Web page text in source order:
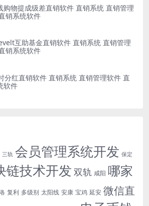
购物提成级差直销软件 直销系统 直销管理
销系统软件
互助基金直销软件 直销系统 直销管理
销系统软件
分红直销软件 直销系统 直销管理软件 直
软件
三轨 会员管理系统开发 保定
链技术开发 双轨 咸阳 哪家
复利 多级别 太阳线 安康 宝鸡 延安 微信直